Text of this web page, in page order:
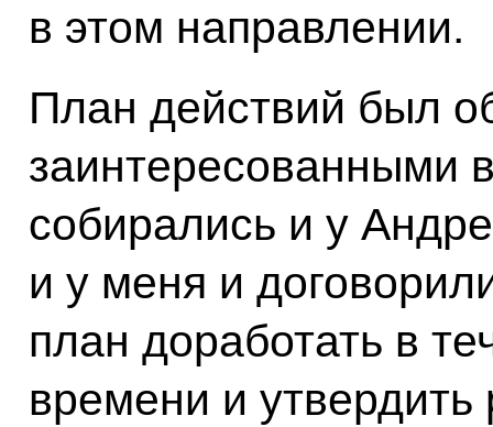
в этом направлении.
План действий был
заинтересованными
собирались и у
и у меня и
план доработать в
времени и